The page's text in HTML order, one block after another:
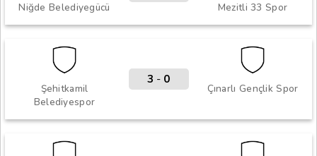
Niğde Belediyegücü Mezitli 33 Spor
Şehitkamil
Belediyespor
Çınarlı Gençlik Spor
3 - 0